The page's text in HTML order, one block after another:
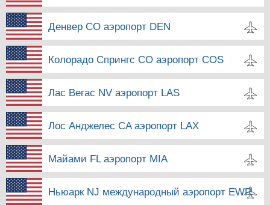
Денвер CO аэропорт DEN
Колорадо Спрингс CO аэропорт COS
Лас Вегас NV аэропорт LAS
Лос Анджелес CA аэропорт LAX
Майами FL аэропорт MIA
Ньюарк NJ международный аэропорт EWR